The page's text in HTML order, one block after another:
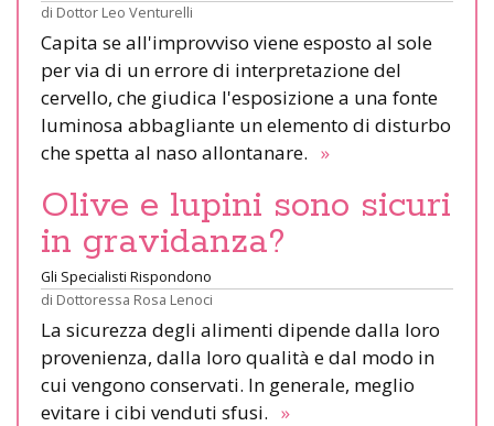
di Dottor Leo Venturelli
Capita se all'improvviso viene esposto al sole
per via di un errore di interpretazione del
cervello, che giudica l'esposizione a una fonte
luminosa abbagliante un elemento di disturbo
che spetta al naso allontanare. »
Olive e lupini sono sicuri
in gravidanza?
Gli Specialisti Rispondono
di Dottoressa Rosa Lenoci
La sicurezza degli alimenti dipende dalla loro
provenienza, dalla loro qualità e dal modo in
cui vengono conservati. In generale, meglio
evitare i cibi venduti sfusi. »